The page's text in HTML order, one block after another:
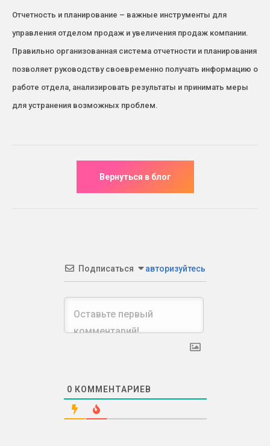
Отчетность и планирование – важные инструменты для
управления отделом продаж и увеличения продаж компании.
Правильно организованная система отчетности и планирования
позволяет руководству своевременно получать информацию о
работе отдела, анализировать результаты и принимать меры
для устранения возможных проблем.
Подписаться авторизуйтесь
0 КОММЕНТАРИЕВ